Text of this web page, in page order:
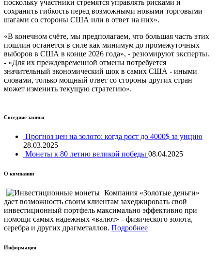
поскольку участники стремятся управлять рисками и
сохранить гибкость перед возможными новыми торговыми
шагами со стороны США или в ответ на них».
«В конечном счёте, мы предполагаем, что большая часть этих
пошлин останется в силе как минимум до промежуточных
выборов в США в конце 2026 года», - резюмируют эксперты.
- «Для их преждевременной отмены потребуется
значительный экономический шок в самих США - иными
словами, только мощный ответ со стороны других стран
может изменить текущую стратегию».
Соседние записи
Прогноз цен на золото: когда рост до 4000$ за унцию
28.03.2025
Монеты к 80 летию великой победы 08.04.2025
О компании
Компания «Золотые деньги»
дает возможность своим клиентам захеджировать свой
инвестиционный портфель максимально эффективно при
помощи самых надежных «валют» - физического золота,
серебра и других драгметаллов. Подробнее
Информация